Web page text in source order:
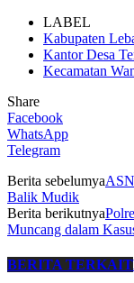
LABEL
Kabupaten
Kantor Desa
Kecamatan
Share
Facebook
WhatsApp
Telegram
Berita sebelumya
Balik Mudik
Berita berikutnya
Muncang dalam
BERITA TERKAIT